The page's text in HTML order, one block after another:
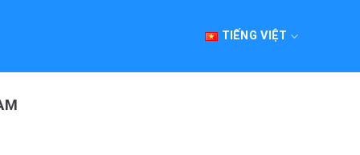
TIẾNG VIỆT